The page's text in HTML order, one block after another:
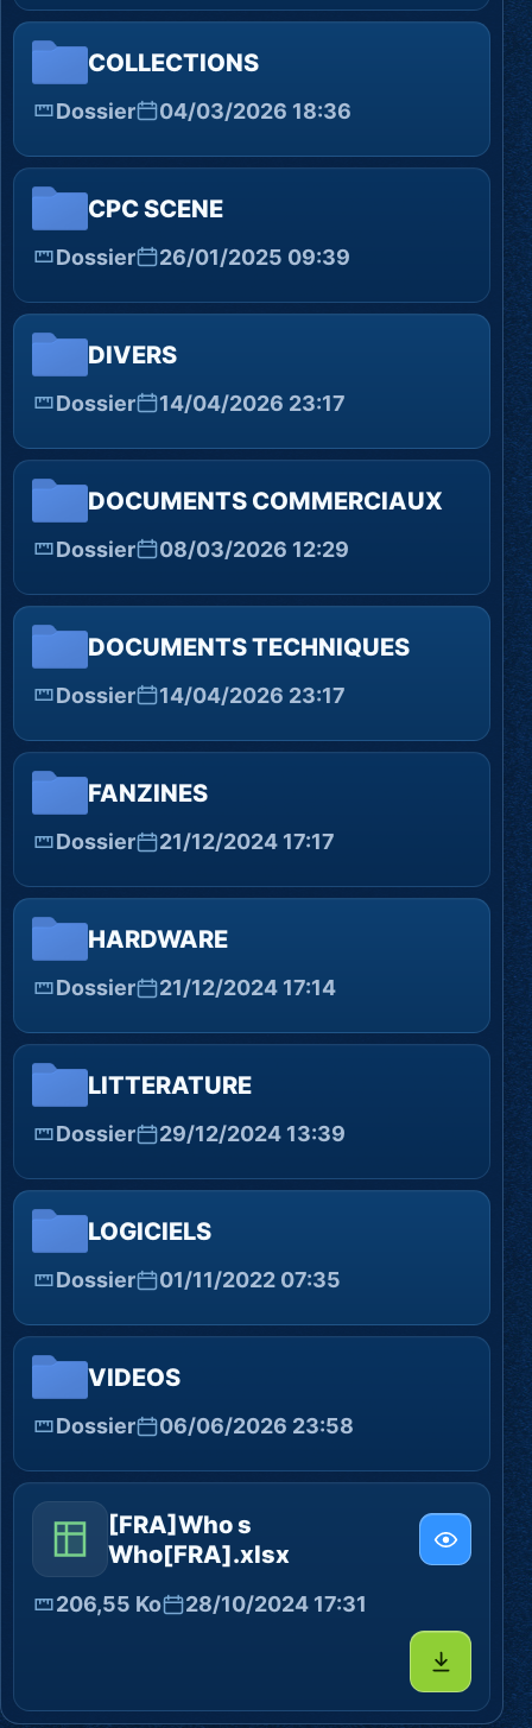
COLLECTIONS
Dossier 04/03/2026 18:36
CPC SCENE
Dossier 26/01/2025 09:39
DIVERS
Dossier 14/04/2026 23:17
DOCUMENTS COMMERCIAUX
Dossier 08/03/2026 12:29
DOCUMENTS TECHNIQUES
Dossier 14/04/2026 23:17
FANZINES
Dossier 21/12/2024 17:17
HARDWARE
Dossier 21/12/2024 17:14
LITTERATURE
Dossier 29/12/2024 13:39
LOGICIELS
Dossier 01/11/2022 07:35
VIDEOS
Dossier 06/06/2026 23:58
[FRA]Who s
Who[FRA].xlsx
206,55 Ko 28/10/2024 17:31